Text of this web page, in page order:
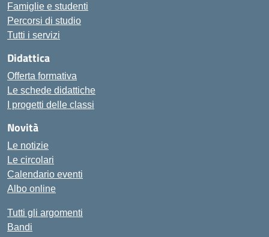
Famiglie e studenti
Percorsi di studio
Tutti i servizi
Didattica
Offerta formativa
Le schede didattiche
I progetti delle classi
Novità
Le notizie
Le circolari
Calendario eventi
Albo online
Tutti gli argomenti
Bandi